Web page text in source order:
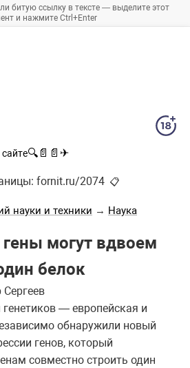
битую ссылку в тексте — выделите этот
и нажмите Ctrl+Enter
🔍 📄 📄 ✈
fornit.ru/2074 📋
науки и техники → Наука
могут вдвоем
белок
— европейская и
обнаружили новый
генов, который
совместно строить один